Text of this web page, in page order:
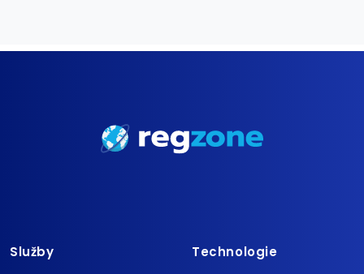
Služby Technologie